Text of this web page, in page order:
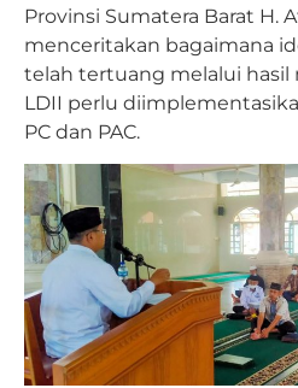
Provinsi Sumatera Barat H.
menceritakan bagaimana
telah tertuang melalui hasil
LDII perlu
PC dan PAC.